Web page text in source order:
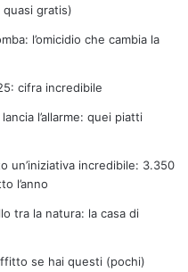
gratis)
l’omicidio che cambia la
cifra incredibile
l’allarme: quei piatti
un’iniziativa incredibile: 3.350
l’anno
tra la natura: la casa di
se hai questi (pochi)